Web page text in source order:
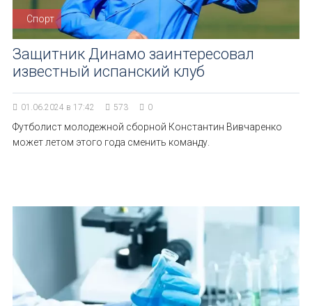
Спорт
Защитник Динамо заинтересовал
известный испанский клуб
01.06.2024 в 17:42 573 0
Футболист молодежной сборной Константин Вивчаренко
может летом этого года сменить команду.